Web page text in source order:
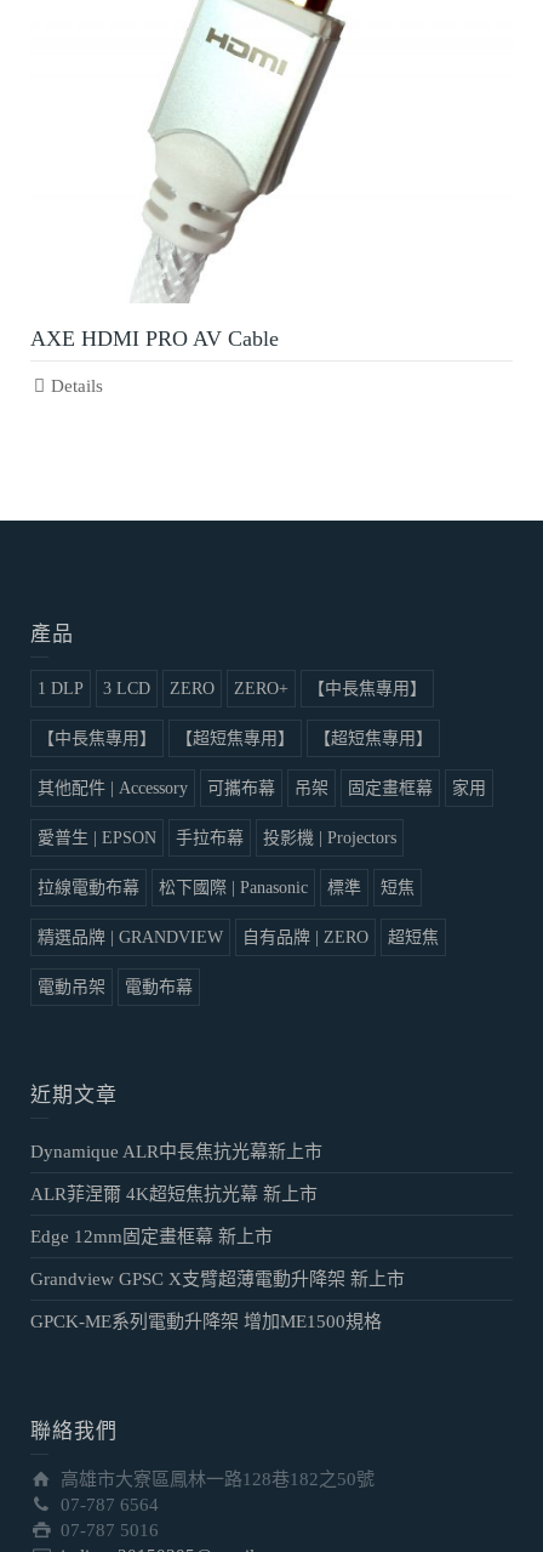
AXE HDMI PRO AV Cable
Details
產品
1 DLP 3 LCD ZERO ZERO+ 【中長焦專用】
【中長焦專用】 【超短焦專用】 【超短焦專用】
其他配件 | Accessory 可攜布幕 吊架 固定畫框幕 家用
愛普生 | EPSON 手拉布幕 投影機 | Projectors
拉線電動布幕 松下國際 | Panasonic 標準 短焦
精選品牌 | GRANDVIEW 自有品牌 | ZERO 超短焦
電動吊架 電動布幕
近期文章
Dynamique ALR中長焦抗光幕新上市
ALR菲涅爾 4K超短焦抗光幕 新上市
Edge 12mm固定畫框幕 新上市
Grandview GPSC X支臂超薄電動升降架 新上市
GPCK-ME系列電動升降架 增加ME1500規格
聯絡我們
高雄市大寮區鳳林一路128巷182之50號
07-787 6564
07-787 5016